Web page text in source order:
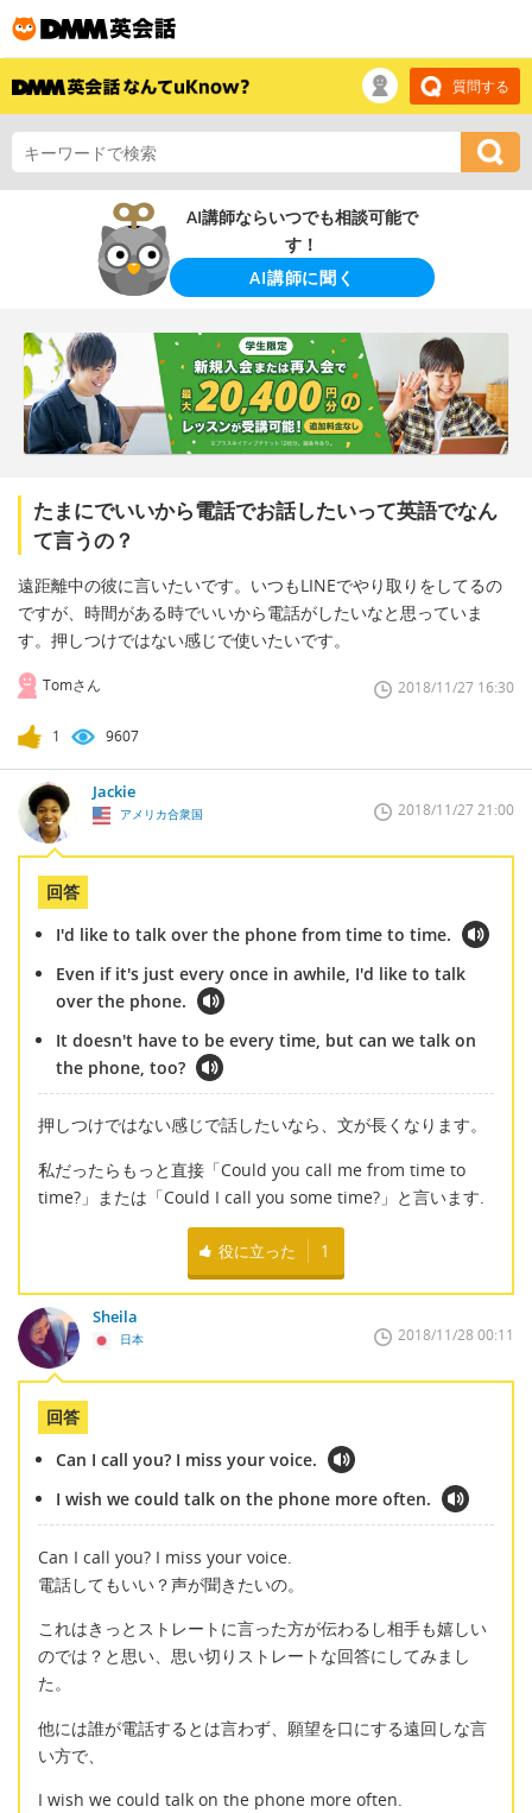
質問する
AI講師ならいつでも相談可能で
す！
AI講師に聞く
たまにでいいから電話でお話したいって英語でなん
て言うの？
遠距離中の彼に言いたいです。いつもLINEでやり取りをしてるの
ですが、時間がある時でいいから電話がしたいなと思っていま
す。押しつけではない感じで使いたいです。
Tomさん 2018/11/27 16:30
1 9607
Jackie
アメリカ合衆国 2018/11/27 21:00
回答
I'd like to talk over the phone from time to time.
Even if it's just every once in awhile, I'd like to talk
over the phone.
It doesn't have to be every time, but can we talk on
the phone, too?
押しつけではない感じで話したいなら、文が長くなります。
私だったらもっと直接「Could you call me from time to
time?」または「Could I call you some time?」と言います.
役に立った 1
Sheila
日本 2018/11/28 00:11
回答
Can I call you? I miss your voice.
I wish we could talk on the phone more often.
Can I call you? I miss your voice.
電話してもいい？声が聞きたいの。
これはきっとストレートに言った方が伝わるし相手も嬉しい
のでは？と思い、思い切りストレートな回答にしてみまし
た。
他には誰が電話するとは言わず、願望を口にする遠回しな言
い方で、
I wish we could talk on the phone more often.